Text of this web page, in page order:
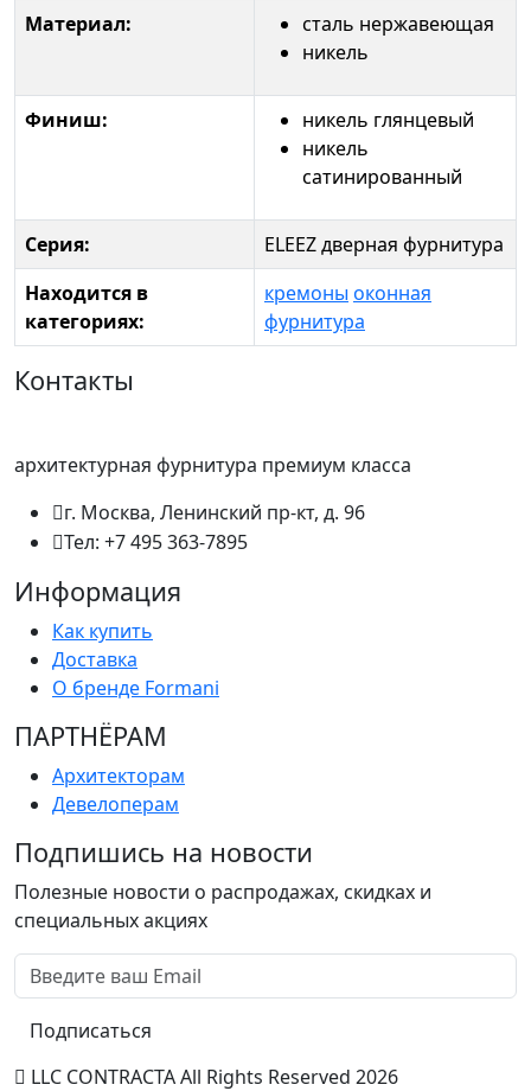
Материал:
сталь нержавеющая
никель
Финиш:
никель глянцевый
никель
сатинированный
Серия:
ELEEZ дверная фурнитура
Находится в
категориях:
кремоны оконная
фурнитура
Контакты
архитектурная фурнитура премиум класса
г. Москва, Ленинский пр-кт, д. 96
Тел: +7 495 363-7895
Информация
Как купить
Доставка
О бренде Formani
ПАРТНËРАМ
Архитекторам
Девелоперам
Подпишись на новости
Полезные новости о распродажах, скидках и
специальных акциях
Подписаться
LLC CONTRACTA All Rights Reserved 2026